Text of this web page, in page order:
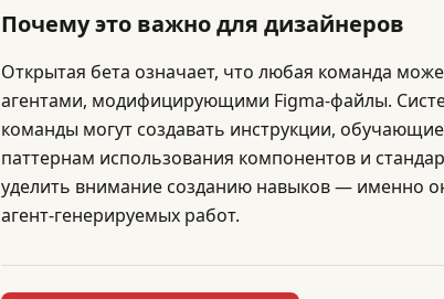
Почему это важно для дизайнеров
Открытая бета означает, что любая команда
агентами, модифицирующими Figma-файлы.
команды могут создавать инструкции,
паттернам использования компонентов и
уделить внимание созданию навыков — именно
агент-генерируемых работ.